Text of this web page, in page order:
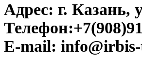
Адрес: г. Казань,
Телефон:
E-mail: